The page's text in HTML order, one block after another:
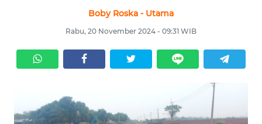
Boby Roska - Utama
Rabu, 20 November 2024 - 09:31 WIB
SERBA-
SERBI
INDEKS